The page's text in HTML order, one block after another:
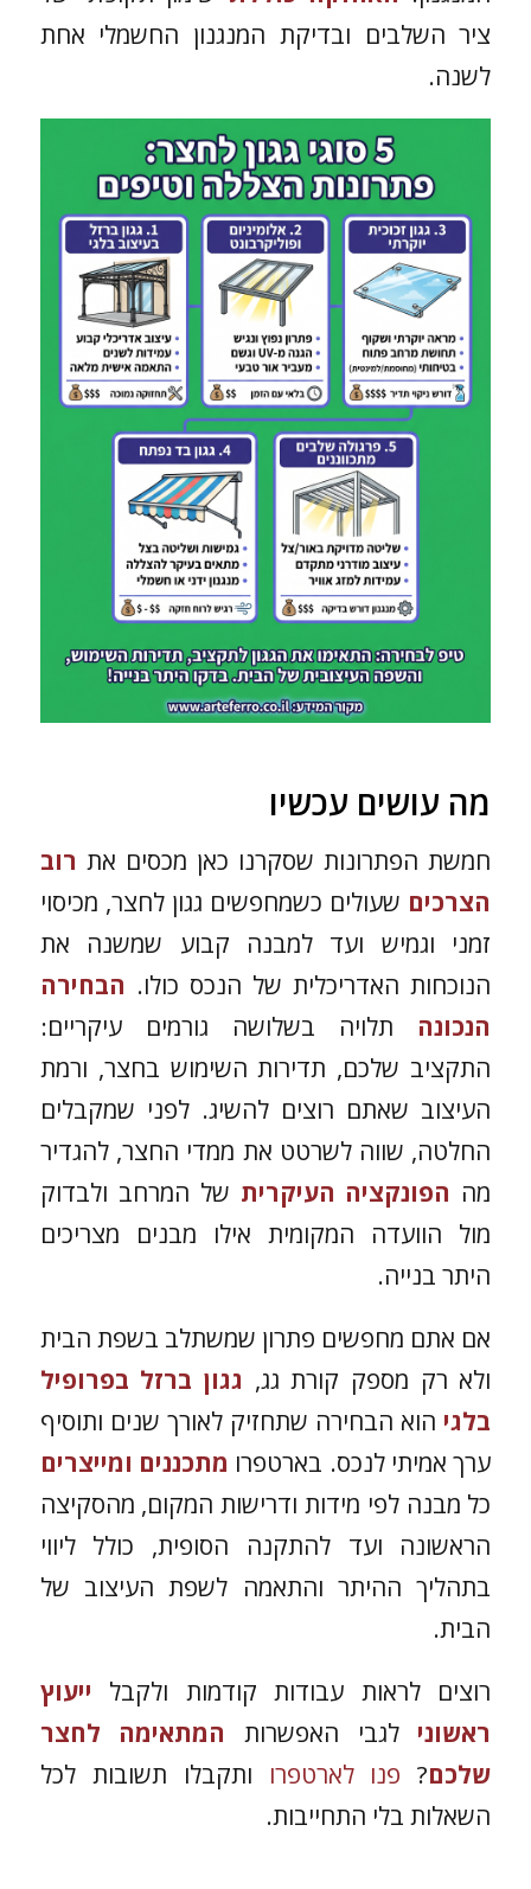
ציר השלבים ובדיקת המנגנון החשמלי אחת
לשנה.
מה עושים עכשיו
חמשת הפתרונות שסקרנו כאן מכסים את רוב
הצרכים שעולים כשמחפשים גגון לחצר, מכיסוי
זמני וגמיש ועד למבנה קבוע שמשנה את
הנוכחות האדריכלית של הנכס כולו. הבחירה
הנכונה תלויה בשלושה גורמים עיקריים:
התקציב שלכם, תדירות השימוש בחצר, ורמת
העיצוב שאתם רוצים להשיג. לפני שמקבלים
החלטה, שווה לשרטט את ממדי החצר, להגדיר
מה הפונקציה העיקרית של המרחב ולבדוק
מול הוועדה המקומית אילו מבנים מצריכים
היתר בנייה.
אם אתם מחפשים פתרון שמשתלב בשפת הבית
ולא רק מספק קורת גג, גגון ברזל בפרופיל
בלגי הוא הבחירה שתחזיק לאורך שנים ותוסיף
ערך אמיתי לנכס. בארטפרו מתכננים ומייצרים
כל מבנה לפי מידות ודרישות המקום, מהסקיצה
הראשונה ועד להתקנה הסופית, כולל ליווי
בתהליך ההיתר והתאמה לשפת העיצוב של
הבית.
רוצים לראות עבודות קודמות ולקבל ייעוץ
ראשוני לגבי האפשרות המתאימה לחצר
שלכם? פנו לארטפרו ותקבלו תשובות לכל
השאלות בלי התחייבות.